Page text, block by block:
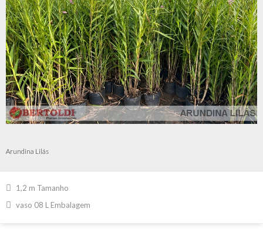
Arundina Lilás
1,2 m Tamanho
vaso 08 L Embalagem